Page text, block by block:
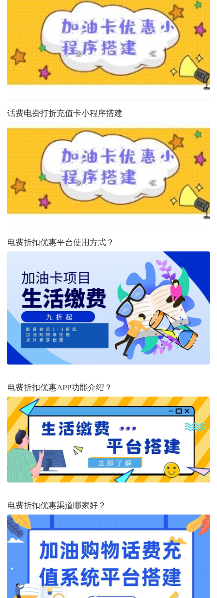
话费电费打折充值卡小程序搭建
电费折扣优惠平台使用方式？
电费折扣优惠APP功能介绍？
电费折扣优惠渠道哪家好？